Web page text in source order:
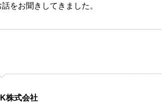
をお聞きしてきました。
株式会社